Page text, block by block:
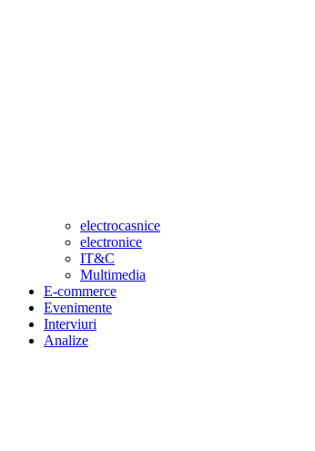
electrocasnice
electronice
IT&C
Multimedia
E-commerce
Evenimente
Interviuri
Analize